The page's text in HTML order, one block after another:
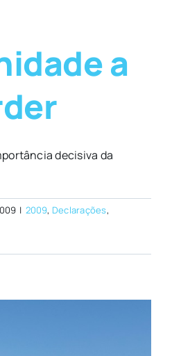
a
decisiva da
| 2009, Declarações,